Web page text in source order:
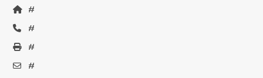
#
#
#
#